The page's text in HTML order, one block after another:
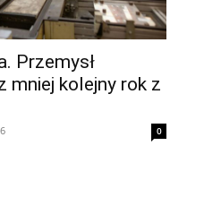
Przemysł
mniej kolejny rok z
0